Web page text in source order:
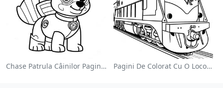
Chase Patrula Câinilor Pagina De Colorat Pagini De Colorat Cu O Locomotivă Colorată